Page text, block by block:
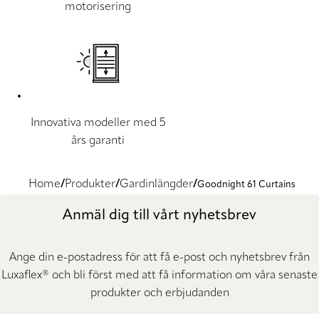
motorisering
Innovativa modeller med 5
års garanti
Home Produkter Gardinlängder Goodnight 61 Curtains
Anmäl dig till vårt nyhetsbrev
Ange din e-postadress för att få e-post och nyhetsbrev från
Luxaflex® och bli först med att få information om våra senaste
produkter och erbjudanden